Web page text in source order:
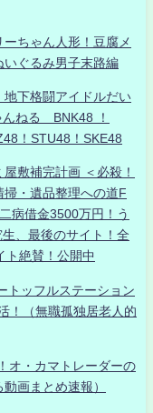
ちゃん人形！豆腐メ
いぐるみ男子末路編
下格闘アイドルだい
ねる BNK48 ！
！STU48！SKE48
敷補完計画 ＜必殺！
・遺品整理への道F
病借金3500万円！う
、最後のサイト！全
ト絶賛！公開中
トッフルステーション
！（無職孤独居老人的
オ・カマトレーダーの
画まとめ速報）